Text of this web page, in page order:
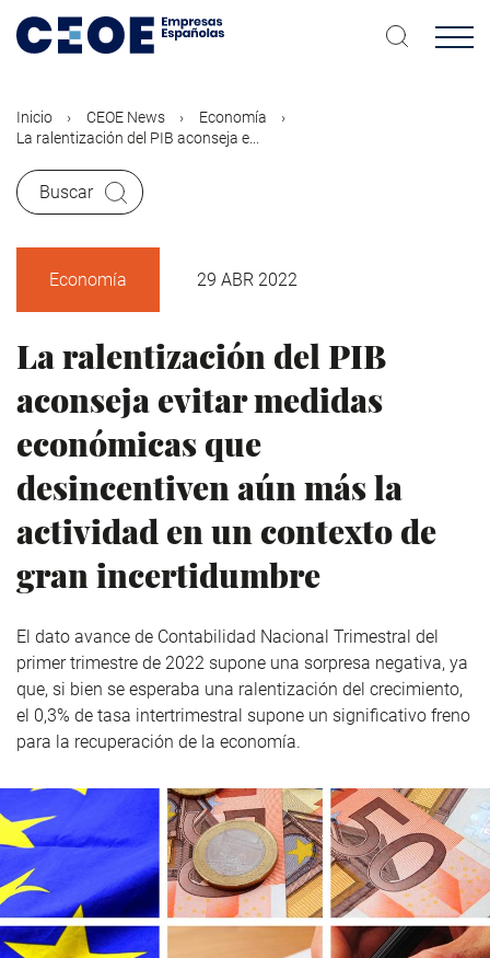
contenido
Inicio CEOE News
Economía
La ralentización del PIB aconseja e...
Buscar
Economía 29 ABR 2022
La ralentización del PIB
aconseja evitar medidas
económicas que
desincentiven aún más la
actividad en un contexto de
gran incertidumbre
El dato avance de Contabilidad Nacional Trimestral del
primer trimestre de 2022 supone una sorpresa negativa, ya
que, si bien se esperaba una ralentización del crecimiento,
el 0,3% de tasa intertrimestral supone un significativo freno
para la recuperación de la economía.